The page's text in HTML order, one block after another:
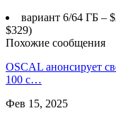
вариант 6/64 ГБ –
$329)
Похожие сообщения
OSCAL анонсирует
100 с…
Фев 15, 2025